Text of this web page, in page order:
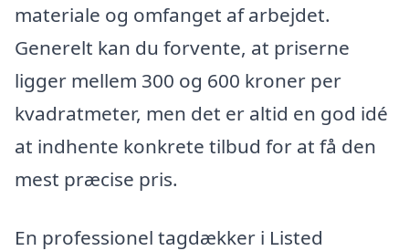
materiale og omfanget af arbejdet.
Generelt kan du forvente, at priserne
ligger mellem 300 og 600 kroner per
kvadratmeter, men det er altid en god idé
at indhente konkrete tilbud for at få den
mest præcise pris.
En professionel tagdækker i Listed